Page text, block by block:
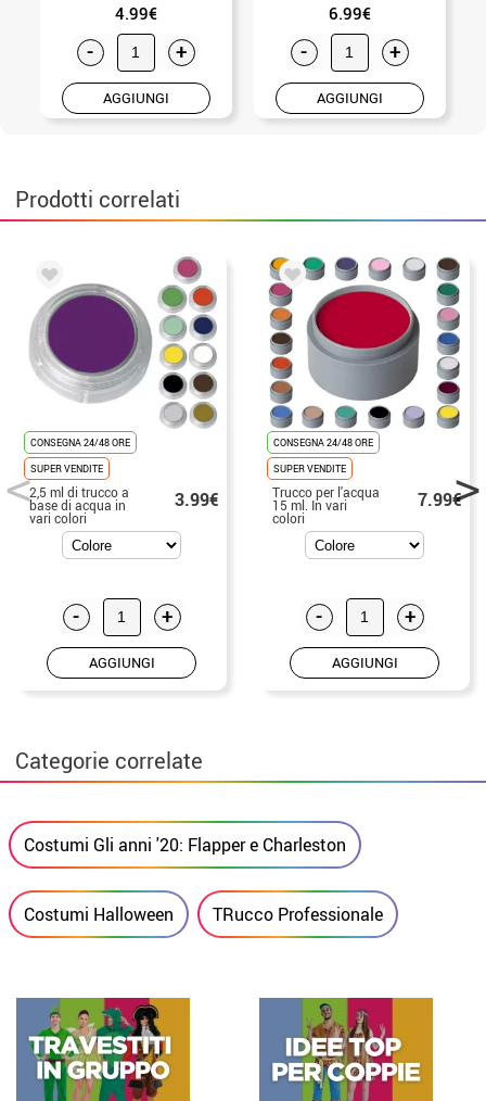
4.99€
- +
AGGIUNGI
6.99€
- +
AGGIUNGI
Prodotti correlati
CONSEGNA 24/48 ORE
SUPER VENDITE
2,5 ml di trucco a
base di acqua in
vari colori
3.99€
- +
AGGIUNGI
CONSEGNA 24/48 ORE
SUPER VENDITE
Trucco per l'acqua
15 ml. In vari
colori
7.99€
- +
AGGIUNGI
Categorie correlate
Costumi Gli anni '20: Flapper e Charleston
Costumi Halloween TRucco Professionale